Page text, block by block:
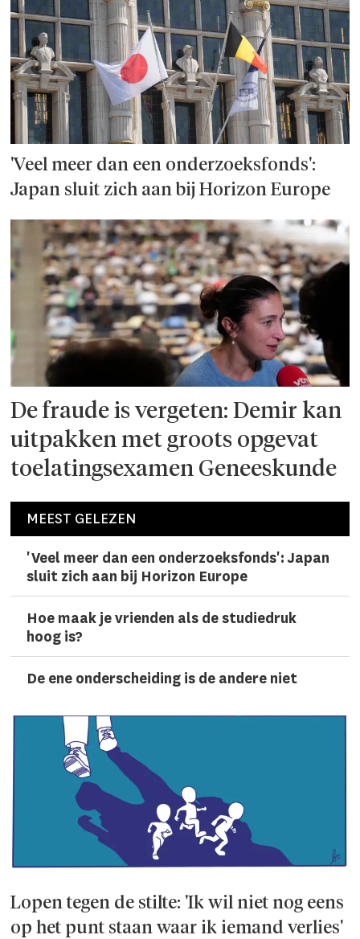
'Veel meer dan een onderzoeks­fonds':
Japan sluit zich aan bij Horizon Europe
De fraude is vergeten: Demir kan
uitpakken met groots opgevat
toelatingsexamen Geneeskunde
MEEST GELEZEN
'Veel meer dan een onderzoeks­fonds': Japan
sluit zich aan bij Horizon Europe
Hoe maak je vrienden als de studiedruk
hoog is?
De ene onderscheiding is de andere niet
Lopen tegen de stilte: 'Ik wil niet nog eens
op het punt staan waar ik iemand verlies'